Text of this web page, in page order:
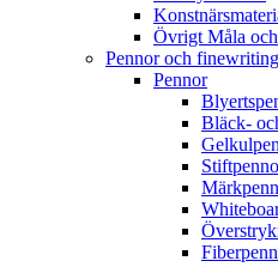
Övrigt Måla
Pennor och finewriting
Pennor
Bläck-